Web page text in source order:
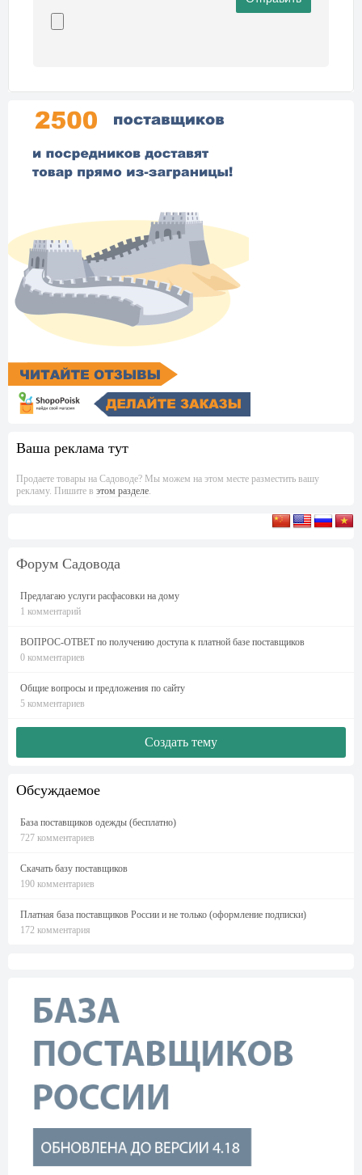
Ваша реклама тут
Продаете товары на Садоводе? Мы можем на этом месте разместить вашу
рекламу. Пишите в этом разделе.
Форум Садовода
Предлагаю услуги расфасовки на дому
1 комментарий
ВОПРОС-ОТВЕТ по получению доступа к платной базе поставщиков
0 комментариев
Общие вопросы и предложения по сайту
5 комментариев
Создать тему
Обсуждаемое
База поставщиков одежды (бесплатно)
727 комментариев
Скачать базу поставщиков
190 комментариев
Платная база поставщиков России и не только (оформление подписки)
172 комментария